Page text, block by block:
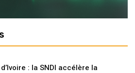
: la SNDI accélère la